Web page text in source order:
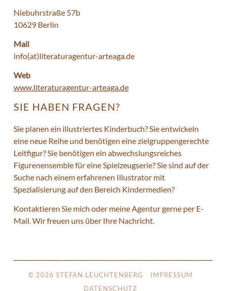
Niebuhrstraße 57b
10629 Berlin
Mail
info(at)literaturagentur-arteaga.de
Web
www.literaturagentur-arteaga.de
SIE HABEN FRAGEN?
Sie planen ein illustriertes Kinderbuch? Sie entwickeln
eine neue Reihe und benötigen eine zielgruppengerechte
Leitfigur? Sie benötigen ein abwechslungsreiches
Figurenensemble für eine Spielzeugserie? Sie sind auf der
Suche nach einem erfahrenen Illustrator mit
Spezialisierung auf den Bereich Kindermedien?
Kontaktieren Sie mich oder meine Agentur gerne per E-
Mail. Wir freuen uns über Ihre Nachricht.
© 2026 STEFAN LEUCHTENBERG
IMPRESSUM
DATENSCHUTZ